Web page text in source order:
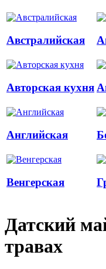
Австралийская
Авторская кухня
Английская
Венгерская
Датский
травах